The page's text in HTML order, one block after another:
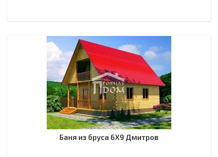
Баня из бруса 6Х9 Дмитров